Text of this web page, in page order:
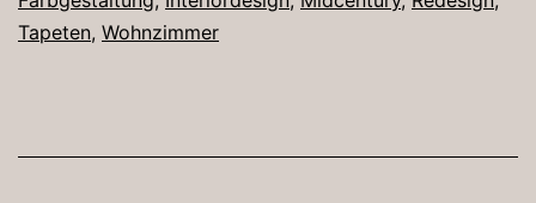
Tapeten, Wohnzimmer